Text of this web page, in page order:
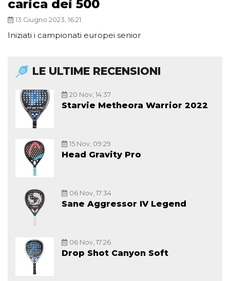
carica dei 500
13 Giugno 2023, 16:21
Iniziati i campionati europei senior
LE ULTIME RECENSIONI
20 Nov, 14:37
Starvie Metheora Warrior 2022
15 Nov, 09:29
Head Gravity Pro
06 Nov, 17:34
Sane Aggressor IV Legend
06 Nov, 17:26
Drop Shot Canyon Soft